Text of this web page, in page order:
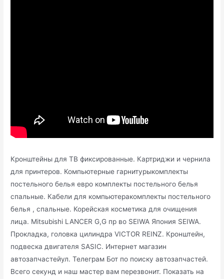
Кронштейны для ТВ фиксированные. Картриджи и чернила
для принтеров. Компьютерные гарнитурыкомплекты
постельного белья евро комплекты постельного белья
спальные. Кабели для компьютеракомплекты постельного
белья , спальные. Корейская косметика для очищения
лица. Mitsubishi LANCER G,G пр во SEIWA Япония SEIWA.
Прокладка, головка цилиндра VICTOR REINZ. Кронштейн,
подвеска двигателя SASIC. Интернет магазин
автозапчастейул. Телеграм Бот по поиску автозапчастей.
Всего секунд и наш мастер вам перезвонит. Показать на